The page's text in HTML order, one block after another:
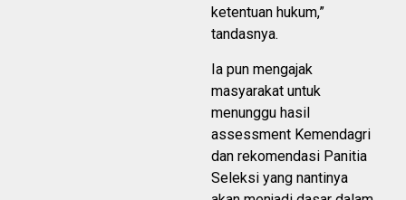
ketentuan hukum,”
tandasnya.
Ia pun mengajak
masyarakat untuk
menunggu hasil
assessment Kemendagri
dan rekomendasi Panitia
Seleksi yang nantinya